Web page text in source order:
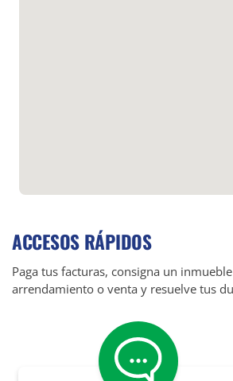
ACCESOS RÁPIDOS
Paga tus facturas, consigna un
arrendamiento o venta y resuelve tus